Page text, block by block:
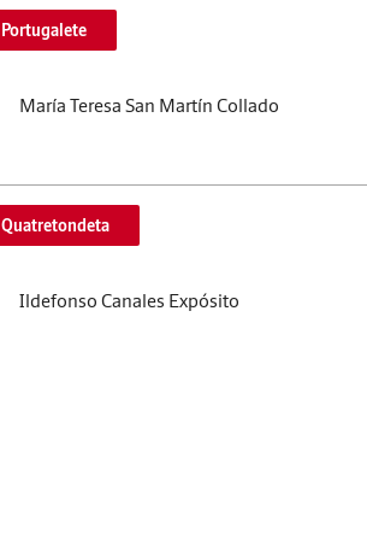
Portugalete
María Teresa San Martín Collado
Quatretondeta
Ildefonso Canales Expósito